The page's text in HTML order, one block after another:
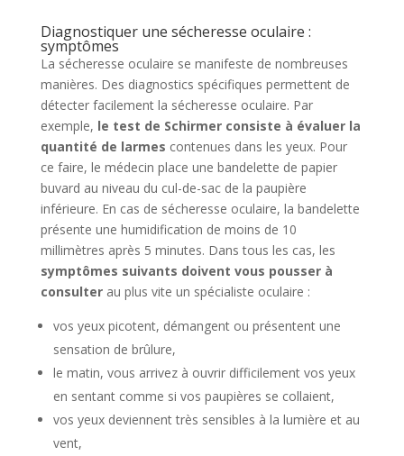
Diagnostiquer une sécheresse oculaire :
symptômes
La sécheresse oculaire se manifeste de nombreuses
manières. Des diagnostics spécifiques permettent de
détecter facilement la sécheresse oculaire. Par
exemple, le test de Schirmer consiste à évaluer la
quantité de larmes contenues dans les yeux. Pour
ce faire, le médecin place une bandelette de papier
buvard au niveau du cul-de-sac de la paupière
inférieure. En cas de sécheresse oculaire, la bandelette
présente une humidification de moins de 10
millimètres après 5 minutes. Dans tous les cas, les
symptômes suivants doivent vous pousser à
consulterau plus vite un spécialiste oculaire :
vos yeux picotent, démangent ou présentent une
sensation de brûlure,
le matin, vous arrivez à ouvrir difficilement vos yeux
en sentant comme si vos paupières se collaient,
vos yeux deviennent très sensibles à la lumière et au
vent,